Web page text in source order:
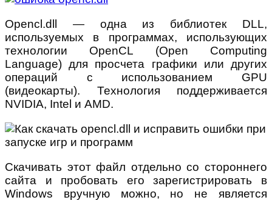
Opencl.dll — одна из библиотек DLL,
используемых в программах, использующих
технологии OpenCL (Open Computing
Language) для просчета графики или других
операций с использованием GPU
(видеокарты). Технология поддерживается
NVIDIA, Intel и AMD.
Скачивать этот файл отдельно со стороннего
сайта и пробовать его зарегистрировать в
Windows вручную можно, но не является